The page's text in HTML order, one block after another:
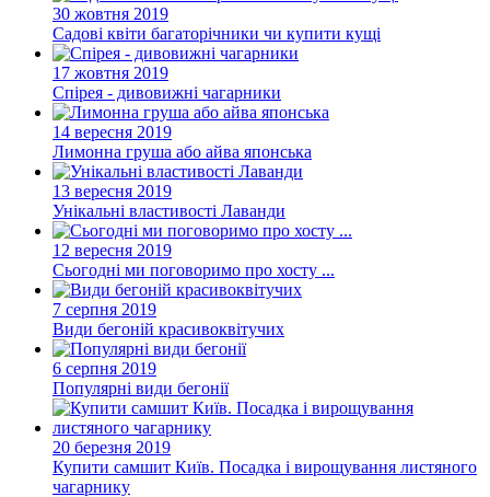
30 жовтня 2019
Садові квіти багаторічники чи купити кущі
17 жовтня 2019
Спірея - дивовижні чагарники
14 вересня 2019
Лимонна груша або айва японська
13 вересня 2019
Унікальні властивості Лаванди
12 вересня 2019
Сьогодні ми поговоримо про хосту ...
7 серпня 2019
Види бегоній красивоквітучих
6 серпня 2019
Популярні види бегонії
20 березня 2019
Купити самшит Київ. Посадка і вирощування листяного
чагарнику